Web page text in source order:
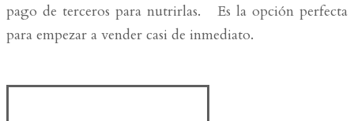
pago de terceros para nutrirlas. Es la opción perfecta
para empezar a vender casi de inmediato.